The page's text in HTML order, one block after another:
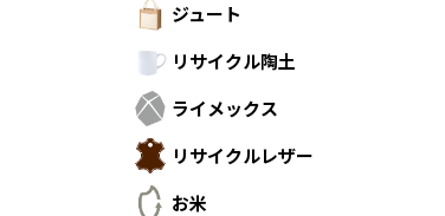
ジュート
リサイクル陶土
ライメックス
リサイクルレザー
お米